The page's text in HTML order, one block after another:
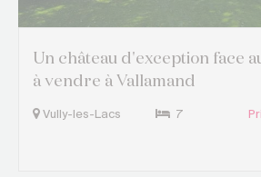
Un château d'exception face
à vendre à Vallamand
Vully-les-Lacs 7